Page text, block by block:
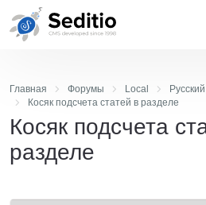
Главная Форумы Local
Косяк подсчета статей в разделе
Косяк подсчета
разделе